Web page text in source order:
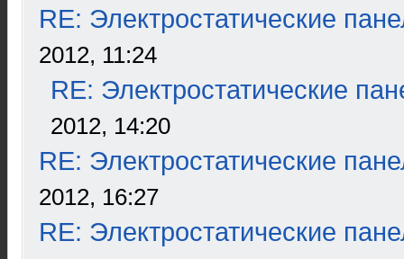
RE: Электростатические
2012, 11:24
RE: Электростатические
2012, 14:20
RE: Электростатические
2012, 16:27
RE: Электростатические